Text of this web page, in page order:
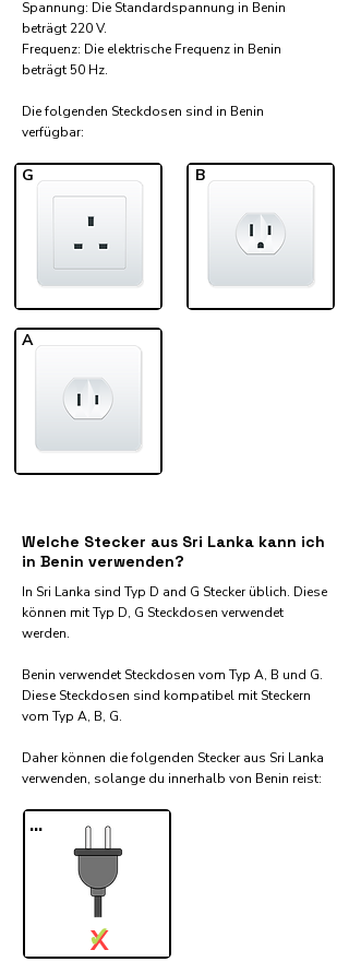
Spannung: Die Standardspannung in Benin
beträgt 220 V.
Frequenz: Die elektrische Frequenz in Benin
beträgt 50 Hz.
Die folgenden Steckdosen sind in Benin
verfügbar:​
G
A
B
Welche Stecker aus Sri Lanka kann ich
in Benin verwenden?
In Sri Lanka sind Typ D and G Stecker üblich. Diese
können mit Typ D, G Steckdosen verwendet
werden.
Benin verwendet Steckdosen vom Typ A, B und G.
Diese Steckdosen sind kompatibel mit Steckern
vom Typ A, B, G.
Daher können die folgenden Stecker aus Sri Lanka
verwenden, solange du innerhalb von Benin reist:​
...
X
✓